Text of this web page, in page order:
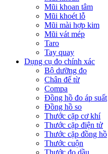
Mũi khoan tâm
Mũi khoét lỗ
Mũi mài hợp kim
Mũi vát mép
Taro
Tay quay
Dụng cụ đo chính xác
Bộ dưỡng đo
Chân đế từ
Compa
Đồng hồ đo áp suất
Đồng hồ so
Thước cặp cơ khí
Thước cặp điện tử
Thước cặp đồng hồ
Thước cuộn
Thước đo dầu